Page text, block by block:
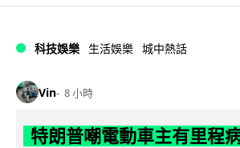
科技娛樂 生活娛樂 城中熱話
Vin 8 小時
特朗普嘲電動車主有里程